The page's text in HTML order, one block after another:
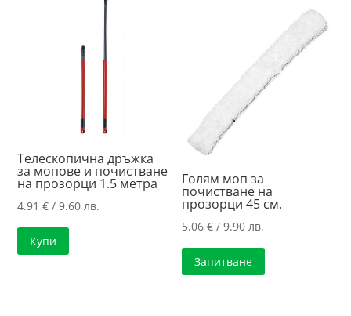
9.60 лв..
Телескопична дръжка
за мопове и почистване
на прозорци 1.5 метра
4.91€ / 9.60 лв.
Купи
Голям моп за
почистване на
прозорци 45 см.
5.06€ / 9.90 лв.
Запитване